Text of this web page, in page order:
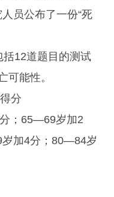
员公布了一份“死
12道题目的测试
可能性。
分
；65—69岁加2
加4分；80—84岁